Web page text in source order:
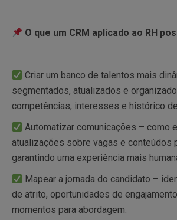
O que um CRM aplicado ao RH
Criar um banco de talentos mais
segmentados, atualizados e
competências, interesses e histórico
Automatizar comunicações – como
atualizações sobre vagas e conteúdos
garantindo uma experiência mais
Mapear a jornada do candidato –
de atrito, oportunidades de
momentos para abordagem.